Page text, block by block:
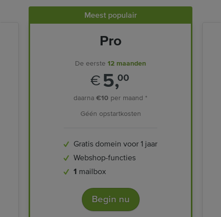
Meest populair
Pro
De eerste 12 maanden
€5,00
daarna €10 per maand *
Géén opstartkosten
Gratis domein voor 1 jaar
Webshop-functies
1 mailbox
Begin nu